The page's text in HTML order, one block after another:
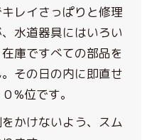
レイさっぱりと修理
水道器具にはいろい
庫ですべての部品を
その日の内に即直せ
%位です。
かけないよう、スム